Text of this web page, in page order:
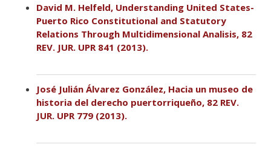
David M. Helfeld, Understanding United States-
Puerto Rico Constitutional and Statutory
Relations Through Multidimensional Analisis, 82
REV. JUR. UPR 841 (2013).
José Julián Álvarez González, Hacia un museo de
historia del derecho puertorriqueño, 82 REV.
JUR. UPR 779 (2013).